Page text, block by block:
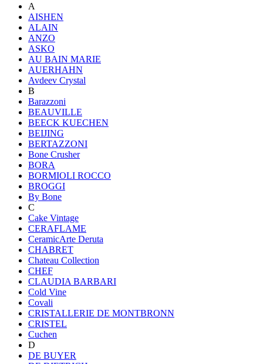
A
AISHEN
ALAIN
ANZO
ASKO
AU BAIN MARIE
AUERHAHN
Avdeev Crystal
B
Barazzoni
BEAUVILLE
BEECK KUECHEN
BEIJING
BERTAZZONI
Bone Crusher
BORA
BORMIOLI ROCCO
BROGGI
By Bone
C
Cake Vintage
CERAFLAME
CeramicArte Deruta
CHABRET
Chateau Collection
CHEF
CLAUDIA BARBARI
Cold Vine
Covali
CRISTALLERIE DE MONTBRONN
CRISTEL
Cuchen
D
DE BUYER